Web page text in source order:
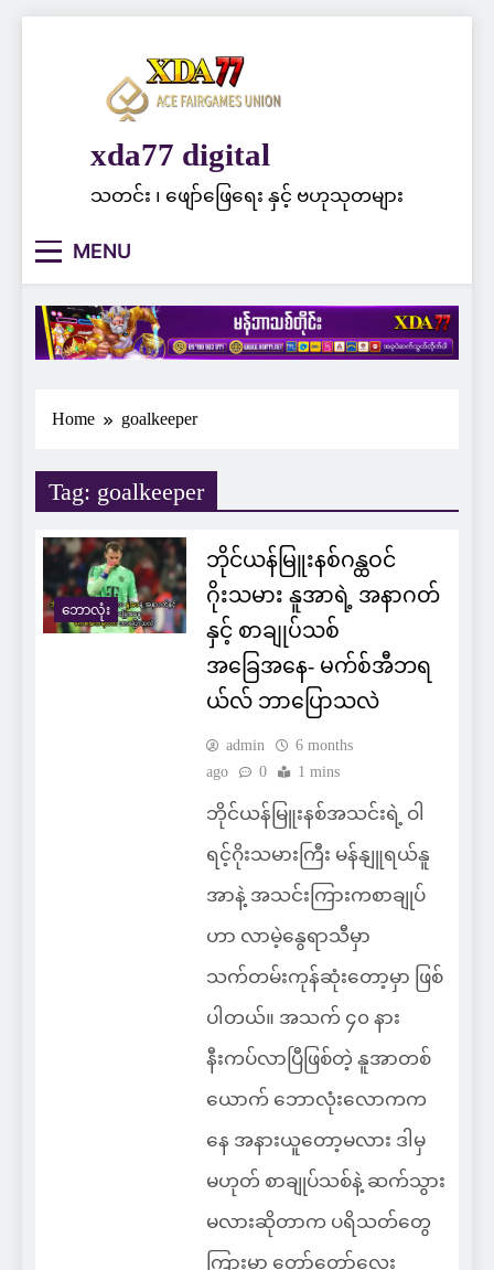
xda77 digital
သတင်း ၊ ဖျော်ဖြေရေး နှင့် ဗဟုသုတများ
MENU
Home goalkeeper
Tag: goalkeeper
ဘောလုံး
ဘိုင်ယန်မြူးနစ်ဂန္ထဝင်
ဂိုးသမား နူအာရဲ့ အနာဂတ်
နှင့် စာချုပ်သစ်
အခြေအနေ- မက်စ်အီဘရ
ယ်လ် ဘာပြောသလဲ
admin
6 months
ago
0 1 mins
ဘိုင်ယန်မြူးနစ်အသင်းရဲ့ ဝါ
ရင့်ဂိုးသမားကြီး မန်နျူရယ်နူ
အာနဲ့ အသင်းကြားကစာချုပ်
ဟာ လာမဲ့နွေရာသီမှာ
သက်တမ်းကုန်ဆုံးတော့မှာ ဖြစ်
ပါတယ်။ အသက် ၄၀ နား
နီးကပ်လာပြီဖြစ်တဲ့ နူအာတစ်
ယောက် ဘောလုံးလောကက
နေ အနားယူတော့မလား ဒါမှ
မဟုတ် စာချုပ်သစ်နဲ့ ဆက်သွား
မလားဆိုတာက ပရိသတ်တွေ
ကြားမှာ တော်တော်လေး